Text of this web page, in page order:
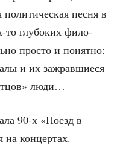
поли­ти­че­ская пес­ня в
то глу­бо­ких фило­
про­сто и понят­но:
и их зажрав­ши­е­ся
люди…
90‑х «Поезд в
на кон­цер­тах.